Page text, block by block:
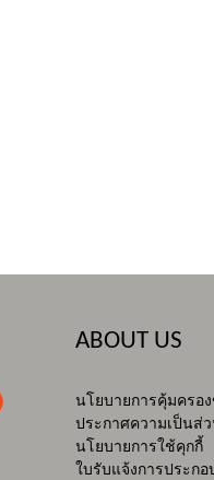
ABOUT US
นโยบายการคุ้มครอ
ประกาศความเป็นส่
นโยบายการใช้คุกกี้
ใบรับแจ้งการประก